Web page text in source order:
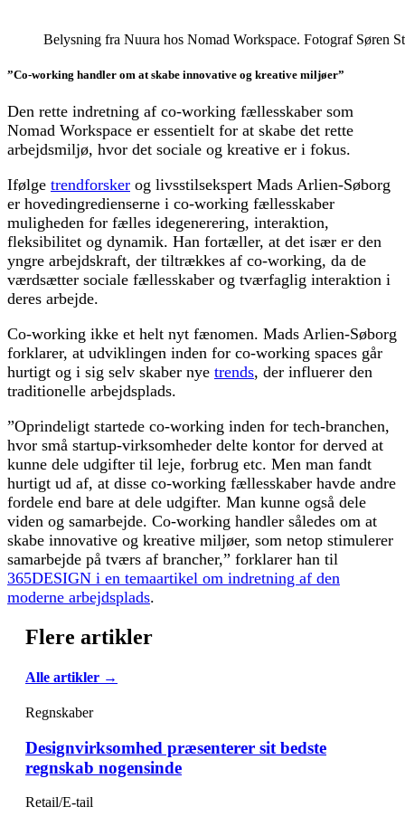
Belysning fra Nuura hos Nomad Workspace. Fotograf Søren
”Co-working handler om at skabe innovative og kreative miljøer”
Den rette indretning af co-working fællesskaber som
Nomad Workspace er essentielt for at skabe det rette
arbejdsmiljø, hvor det sociale og kreative er i fokus.
Ifølge trendforsker og livsstilsekspert Mads Arlien-Søborg
er hovedingredienserne i co-working fællesskaber
muligheden for fælles idegenerering, interaktion,
fleksibilitet og dynamik. Han fortæller, at det især er den
yngre arbejdskraft, der tiltrækkes af co-working, da de
værdsætter sociale fællesskaber og tværfaglig interaktion i
deres arbejde.
Co-working ikke et helt nyt fænomen. Mads Arlien-Søborg
forklarer, at udviklingen inden for co-working spaces går
hurtigt og i sig selv skaber nye trends, der influerer den
tradi­tionelle arbejdsplads.
”Oprindeligt startede co-working inden for tech-branchen,
hvor små startup-virksomheder delte kontor for derved at
kunne dele udgifter til leje, forbrug etc. Men man fandt
hurtigt ud af, at disse co-working fælles­skaber havde andre
fordele end bare at dele udgifter. Man kunne også dele
viden og samarbejde. Co-working handler således om at
skabe innovative og kreative miljøer, som netop stimulerer
samarbejde på tværs af brancher,” forklarer han til
365DESIGN i en temaartikel om indretning af den
moderne arbejdsplads.
Flere artikler
Alle artikler →
Regnskaber
Designvirksomhed præsenterer sit bedste
regnskab nogensinde
Retail/E-tail